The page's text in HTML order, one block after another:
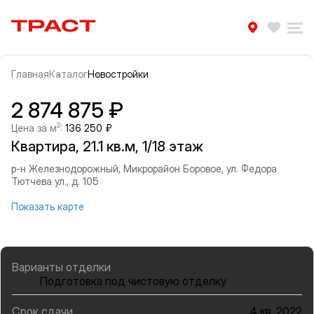
Траст | Служба недвижимости
ГлавнаяКаталогНовостройки
Информация об объекте
Галерея
2 874 875 ₽
Цена за м2: 136 250 ₽
Квартира, 21.1 кв.м, 1/18 этаж
р-н Железнодорожный, Микрорайон Боровое, ул. Федора
Тютчева ул., д. 105
Показать карте
Варианты отделки
Подготовка под чистовую отделку
Срок сдачи 4 кв. 2022